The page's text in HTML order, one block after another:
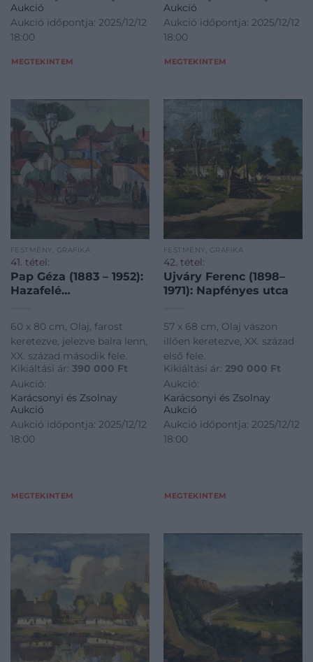
Aukció
Aukció időpontja: 2025/12/12
18:00
MEGTEKINTEM
Aukció
Aukció időpontja: 2025/12/12
18:00
MEGTEKINTEM
FESTMÉNY, GRAFIKA
41. tétel:
Pap Géza (1883 – 1952):
Hazafelé…
60 x 80 cm, Olaj, farost
keretezve, jelezve balra lenn,
XX. század második fele.
Kikiáltási ár: 390 000 Ft
Aukció:
Karácsonyi és Zsolnay
Aukció
Aukció időpontja: 2025/12/12
18:00
MEGTEKINTEM
FESTMÉNY, GRAFIKA
42. tétel:
Ujváry Ferenc (1898–
1971): Napfényes utca
57 x 68 cm, Olaj vászon
illően keretezve, XX. század
első fele.
Kikiáltási ár: 290 000 Ft
Aukció:
Karácsonyi és Zsolnay
Aukció
Aukció időpontja: 2025/12/12
18:00
MEGTEKINTEM